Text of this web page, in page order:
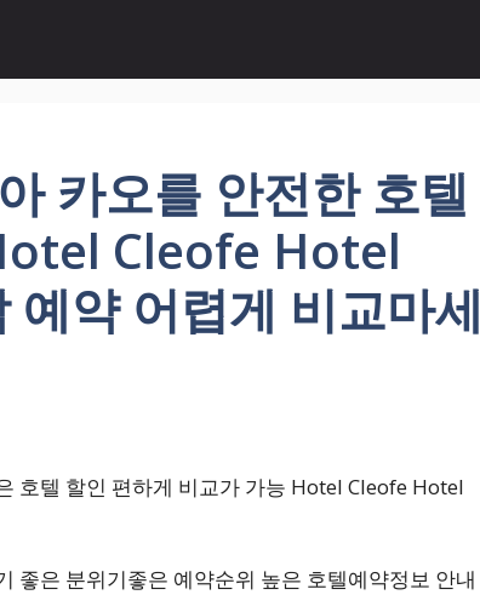
카오를 안전한 호텔
Cleofe Hotel
약 어렵게 비교마세
호텔 할인 편하게 비교가 가능 Hotel Cleofe Hotel
좋은 분위기좋은 예약순위 높은 호텔예약정보 안내